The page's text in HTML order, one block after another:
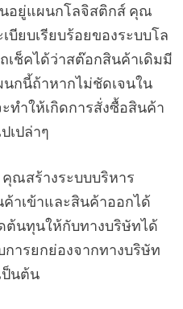
อยู่แผนกโลจิสติกส์ คุณ
บียบเรียบร้อยของระบบโล
เช็คได้ว่าสต๊อกสินค้าเดิมมี
นกนี้ถ้าหากไม่ชัดเจนใน
ทำให้เกิดการสั่งซื้อสินค้า
เปล่าๆ
ณสร้างระบบบริหาร
าเข้าและสินค้าออกได้
ต้นทุนให้กับทางบริษัทได้
ารยกย่องจากทางบริษัท
ป็นต้น